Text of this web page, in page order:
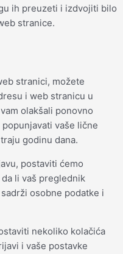
ih preuzeti i izdvojiti bilo
stranice.
stranici, možete
i web stranicu u
olakšali ponovno
vaše lične
godinu dana.
postaviti ćemo
li vaš preglednik
osobne podatke i
nekoliko kolačića
i vaše postavke